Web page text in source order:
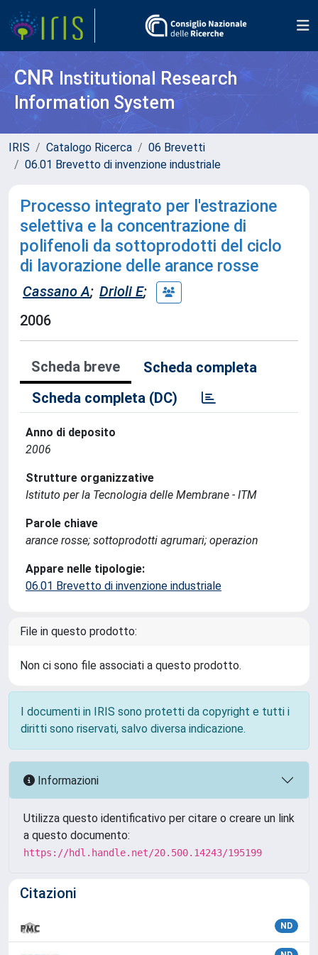
CNR Institutional Research
Information System
IRIS Catalogo Ricerca
06 Brevetti
06.01 Brevetto di invenzione industriale
Processo integrato per l'estrazione
selettiva e la concentrazione di
polifenoli da sottoprodotti del ciclo
di lavorazione delle arance rosse
Cassano A; Drioli E;
2006
Scheda breve
Scheda completa
Scheda completa (DC)
Anno di deposito
2006
Strutture organizzative
Istituto per la Tecnologia delle Membrane - ITM
Parole chiave
arance rosse; sottoprodotti agrumari; operazion
Appare nelle tipologie:
06.01 Brevetto di invenzione industriale
File in questo prodotto:
Non ci sono file associati a questo prodotto.
I documenti in IRIS sono protetti da copyright e tutti i
diritti sono riservati, salvo diversa indicazione.
Informazioni
Utilizza questo identificativo per citare o creare un link
a questo documento:
https://hdl.handle.net/20.500.14243/195199
Citazioni
ND